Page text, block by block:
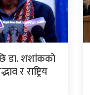
डा. शशांककाे
र राष्ट्रिय